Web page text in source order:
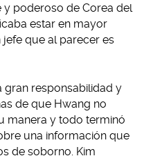
poderoso de Corea del
estar en mayor
que al parecer es
gran responsabilidad y
de que Hwang no
manera y todo terminó
una información que
de soborno. Kim